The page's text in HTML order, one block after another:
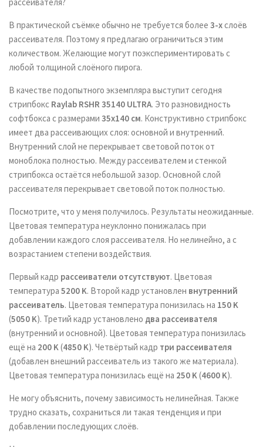
В практической съёмке обычно не требуется более 3-хслоёв
рассеивателя. Поэтому я предлагаю ограничиться этим
количеством. Желающие могут поэкспериментировать с
любой толщиной слоёного пирога.
В качестве подопытного экземпляра выступит сегодня
стрипбокс Raylab RSHR 35140 ULTRA. Это разновидность
софтбокса с размерами 35х140 см. Конструктивно стрипбокс
имеет два рассеивающих слоя: основной и внутренний.
Внутренний слой не перекрывает световой поток от
моноблока полностью. Между рассеивателем и стенкой
стрипбокса остаётся небольшой зазор. Основной слой
рассеивателя перекрывает световой поток полностью.
Посмотрите, что у меня получилось. Результаты неожиданные.
Цветовая температура неуклонно понижалась при
добавлении каждого слоя рассеивателя. Но нелинейно, а с
возрастанием степени воздействия.
Первый кадр рассеиватели отсутствуют. Цветовая
температура 5200 K. Второй кадр установлен внутренний
рассеиватель. Цветовая температура понизилась на 150 K
(5050 K). Третий кадр установлено два рассеивателя
(внутренний и основной). Цветовая температура понизилась
ещё на 200 K(4850 K). Четвёртый кадр три рассеивателя
(добавлен внешний рассеиватель из такого же материала).
Цветовая температура понизилась ещё на 250 K(4600 K).
Не могу объяснить, почему зависимость нелинейная. Также
трудно сказать, сохраниться ли такая тенденция и при
добавлении последующих слоёв.